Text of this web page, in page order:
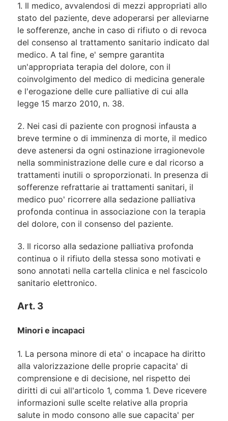
1. Il medico, avvalendosi di mezzi appropriati allo
stato del paziente, deve adoperarsi per alleviarne
le sofferenze, anche in caso di rifiuto o di revoca
del consenso al trattamento sanitario indicato dal
medico. A tal fine, e' sempre garantita
un'appropriata terapia del dolore, con il
coinvolgimento del medico di medicina generale
e l'erogazione delle cure palliative di cui alla
legge 15 marzo 2010, n. 38.
2. Nei casi di paziente con prognosi infausta a
breve termine o di imminenza di morte, il medico
deve astenersi da ogni ostinazione irragionevole
nella somministrazione delle cure e dal ricorso a
trattamenti inutili o sproporzionati. In presenza di
sofferenze refrattarie ai trattamenti sanitari, il
medico puo' ricorrere alla sedazione palliativa
profonda continua in associazione con la terapia
del dolore, con il consenso del paziente.
3. Il ricorso alla sedazione palliativa profonda
continua o il rifiuto della stessa sono motivati e
sono annotati nella cartella clinica e nel fascicolo
sanitario elettronico.
Art. 3
Minori e incapaci
1. La persona minore di eta' o incapace ha diritto
alla valorizzazione delle proprie capacita' di
comprensione e di decisione, nel rispetto dei
diritti di cui all'articolo 1, comma 1. Deve ricevere
informazioni sulle scelte relative alla propria
salute in modo consono alle sue capacita' per